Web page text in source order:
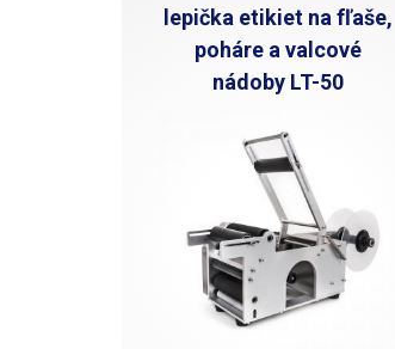
lepička etikiet na fľaše,
poháre a valcové
nádoby LT-50